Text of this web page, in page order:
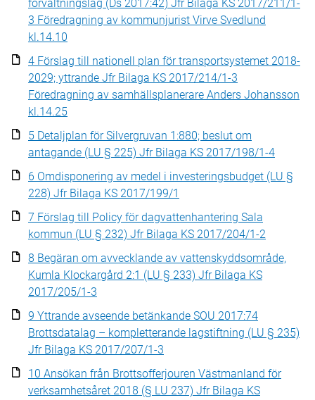
förvaltningslag (Ds 2017:42) Jfr Bilaga KS 2017/211/1-
3 Föredragning av kommunjurist Virve Svedlund
kl.14.10
4 Förslag till nationell plan för transportsystemet 2018-
2029; yttrande Jfr Bilaga KS 2017/214/1-3
Föredragning av samhällsplanerare Anders Johansson
kl.14.25
5 Detaljplan för Silvergruvan 1:880; beslut om
antagande (LU § 225) Jfr Bilaga KS 2017/198/1-4
6 Omdisponering av medel i investeringsbudget (LU §
228) Jfr Bilaga KS 2017/199/1
7 Förslag till Policy för dagvattenhantering Sala
kommun (LU § 232) Jfr Bilaga KS 2017/204/1-2
8 Begäran om avvecklande av vattenskyddsområde,
Kumla Klockargård 2:1 (LU § 233) Jfr Bilaga KS
2017/205/1-3
9 Yttrande avseende betänkande SOU 2017:74
Brottsdatalag – kompletterande lagstiftning (LU § 235)
Jfr Bilaga KS 2017/207/1-3
10 Ansökan från Brottsofferjouren Västmanland för
verksamhetsåret 2018 (§ LU 237) Jfr Bilaga KS